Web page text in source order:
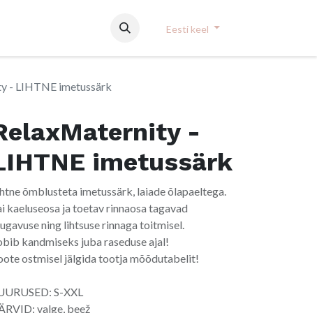
Eesti keel
- LIHTNE imetussärk
-
imetussärk
õmblusteta imetussärk, laiade õlapaeltega.
kaeluseosa ja toetav rinnaosa tagavad
ning lihtsuse rinnaga toitmisel.
kandmiseks juba raseduse ajal!
ostmisel jälgida tootja mõõdutabelit!
S-XXL
valge, beež